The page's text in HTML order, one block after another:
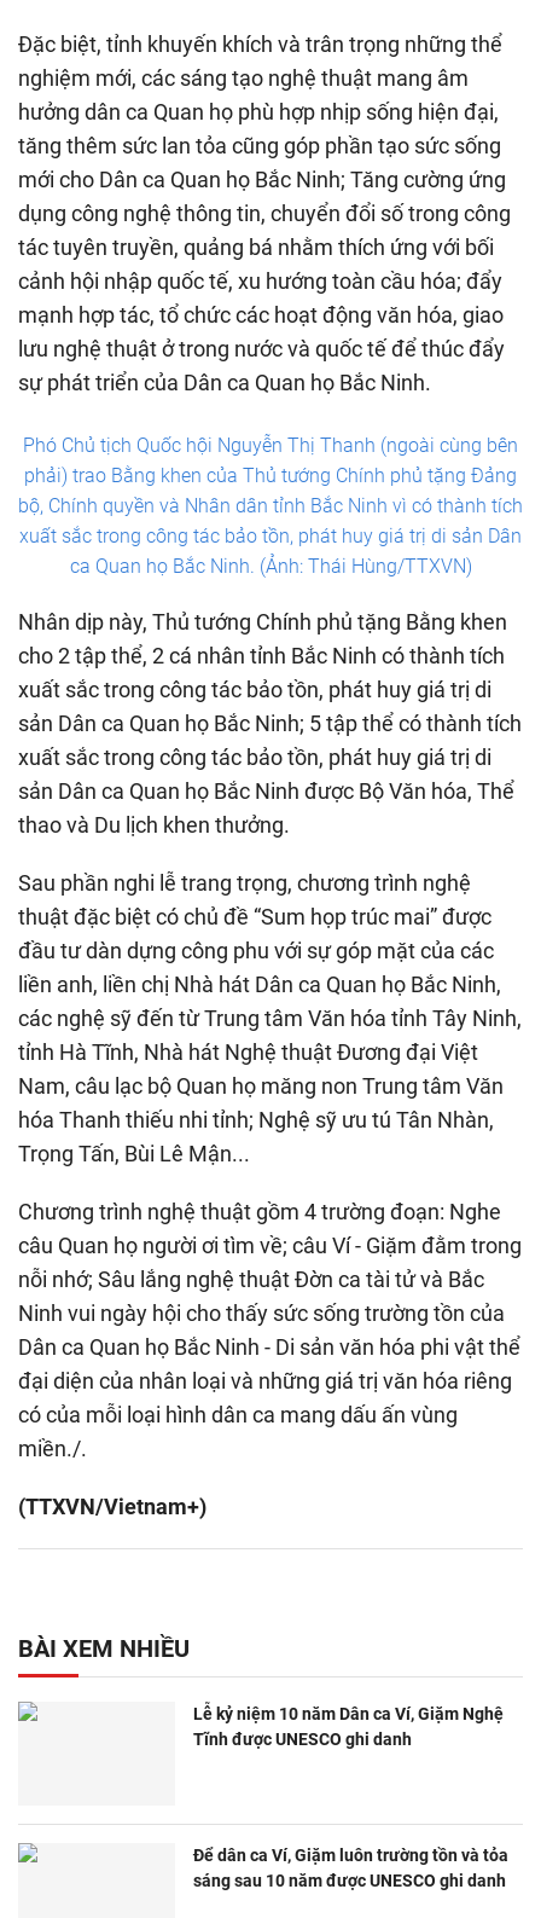
Đặc biệt, tỉnh khuyến khích và trân trọng những thể
nghiệm mới, các sáng tạo nghệ thuật mang âm
hưởng dân ca Quan họ phù hợp nhịp sống hiện đại,
tăng thêm sức lan tỏa cũng góp phần tạo sức sống
mới cho Dân ca Quan họ Bắc Ninh; Tăng cường ứng
dụng công nghệ thông tin, chuyển đổi số trong công
tác tuyên truyền, quảng bá nhằm thích ứng với bối
cảnh hội nhập quốc tế, xu hướng toàn cầu hóa; đẩy
mạnh hợp tác, tổ chức các hoạt động văn hóa, giao
lưu nghệ thuật ở trong nước và quốc tế để thúc đẩy
sự phát triển của Dân ca Quan họ Bắc Ninh.
Phó Chủ tịch Quốc hội Nguyễn Thị Thanh (ngoài cùng bên
phải) trao Bằng khen của Thủ tướng Chính phủ tặng Đảng
bộ, Chính quyền và Nhân dân tỉnh Bắc Ninh vì có thành tích
xuất sắc trong công tác bảo tồn, phát huy giá trị di sản Dân
ca Quan họ Bắc Ninh. (Ảnh: Thái Hùng/TTXVN)
Nhân dịp này, Thủ tướng Chính phủ tặng Bằng khen
cho 2 tập thể, 2 cá nhân tỉnh Bắc Ninh có thành tích
xuất sắc trong công tác bảo tồn, phát huy giá trị di
sản Dân ca Quan họ Bắc Ninh; 5 tập thể có thành tích
xuất sắc trong công tác bảo tồn, phát huy giá trị di
sản Dân ca Quan họ Bắc Ninh được Bộ Văn hóa, Thể
thao và Du lịch khen thưởng.
Sau phần nghi lễ trang trọng, chương trình nghệ
thuật đặc biệt có chủ đề “Sum họp trúc mai” được
đầu tư dàn dựng công phu với sự góp mặt của các
liền anh, liền chị Nhà hát Dân ca Quan họ Bắc Ninh,
các nghệ sỹ đến từ Trung tâm Văn hóa tỉnh Tây Ninh,
tỉnh Hà Tĩnh, Nhà hát Nghệ thuật Đương đại Việt
Nam, câu lạc bộ Quan họ măng non Trung tâm Văn
hóa Thanh thiếu nhi tỉnh; Nghệ sỹ ưu tú Tân Nhàn,
Trọng Tấn, Bùi Lê Mận...
Chương trình nghệ thuật gồm 4 trường đoạn: Nghe
câu Quan họ người ơi tìm về; câu Ví - Giặm đằm trong
nỗi nhớ; Sâu lắng nghệ thuật Đờn ca tài tử và Bắc
Ninh vui ngày hội cho thấy sức sống trường tồn của
Dân ca Quan họ Bắc Ninh - Di sản văn hóa phi vật thể
đại diện của nhân loại và những giá trị văn hóa riêng
có của mỗi loại hình dân ca mang dấu ấn vùng
miền./.
(TTXVN/Vietnam+)
BÀI XEM NHIỀU
Lễ kỷ niệm 10 năm Dân ca Ví, Giặm Nghệ
Tĩnh được UNESCO ghi danh
Để dân ca Ví, Giặm luôn trường tồn và tỏa
sáng sau 10 năm được UNESCO ghi danh